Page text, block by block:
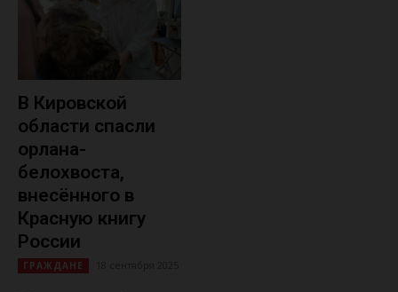
В Кировской
области спасли
орлана-
белохвоста,
внесённого в
Красную книгу
России
ГРАЖДАНЕ